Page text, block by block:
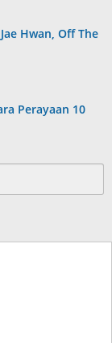
Hwan, Off The
Perayaan 10